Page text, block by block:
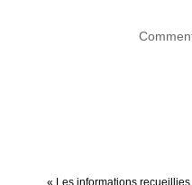
« Les informations